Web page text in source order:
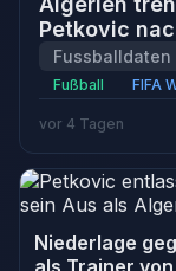
Petkovic
Fussballdaten
Fußball FIFA
vor 4 Tagen
Niederlage
als Trainer